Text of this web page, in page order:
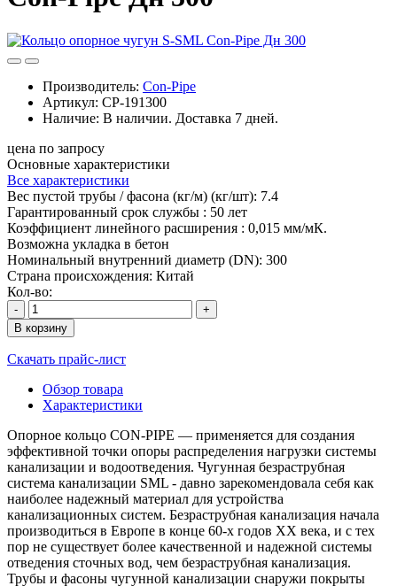
Производитель: Con-Pipe
Артикул: CP-191300
Наличие: В наличии. Доставка 7 дней.
цена по запросу
Основные характеристики
Все характеристики
Вес пустой трубы / фасона (кг/м) (кг/шт): 7.4
Гарантированный срок службы : 50 лет
Коэффициент линейного расширения : 0,015 мм/мК.
Возможна укладка в бетон
Номинальный внутренний диаметр (DN): 300
Страна происхождения: Китай
Кол-во:
-
+
В корзину
Скачать прайс-лист
Обзор товара
Характеристики
Опорное кольцо CON-PIPE — применяется для создания
эффективной точки опоры распределения нагрузки системы
канализации и водоотведения. Чугунная безраструбная
система канализации SML - давно зарекомендовала себя как
наиболее надежный материал для устройства
канализационных систем. Безраструбная канализация начала
производиться в Европе в конце 60-х годов XX века, и с тех
пор не существует более качественной и надежной системы
отведения сточных вод, чем безраструбная канализация.
Трубы и фасоны чугунной канализации снаружи покрыты